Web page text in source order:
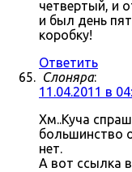
четвертый, и
и был день
коробку!
Ответить
Слоняра:
11.04.2011 в
Хм..Куча
большинство
нет.
А вот ссылка